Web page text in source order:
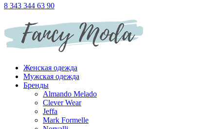
8 343 344 63 90
Женская одежда
Мужская одежда
Бренды
Almando Melado
Clever Wear
Jeffa
Mark Formelle